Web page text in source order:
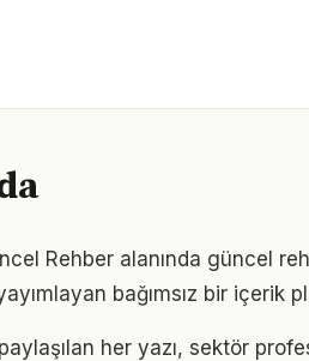
Rehber alanında güncel
bağımsız bir içerik
her yazı, sektör